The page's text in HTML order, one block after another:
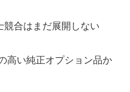
競合はまだ展開しない
高い純正オプション品か